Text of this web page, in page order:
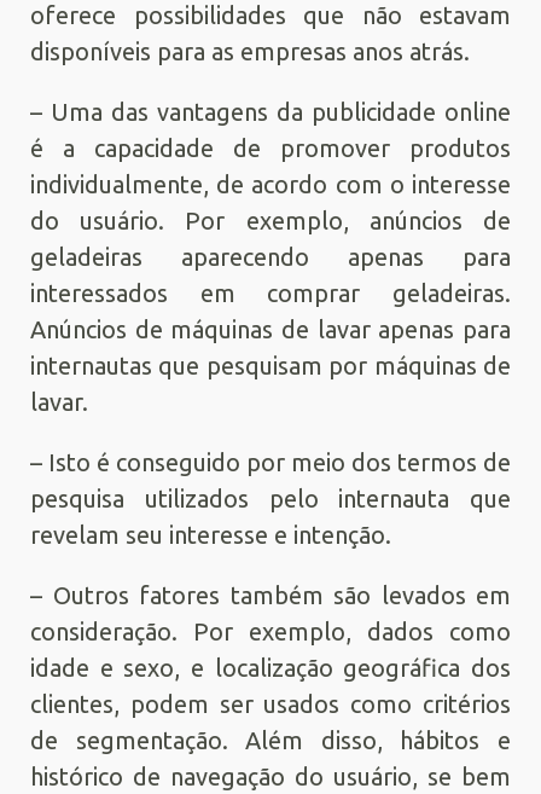
oferece possibilidades que não estavam
disponíveis para as empresas anos atrás.
– Uma das vantagens da publicidade online
é a capacidade de promover produtos
individualmente, de acordo com o interesse
do usuário. Por exemplo, anúncios de
geladeiras aparecendo apenas para
interessados em comprar geladeiras.
Anúncios de máquinas de lavar apenas para
internautas que pesquisam por máquinas de
lavar.
– Isto é conseguido por meio dos termos de
pesquisa utilizados pelo internauta que
revelam seu interesse e intenção.
– Outros fatores também são levados em
consideração. Por exemplo, dados como
idade e sexo, e localização geográfica dos
clientes, podem ser usados como critérios
de segmentação. Além disso, hábitos e
histórico de navegação do usuário, se bem